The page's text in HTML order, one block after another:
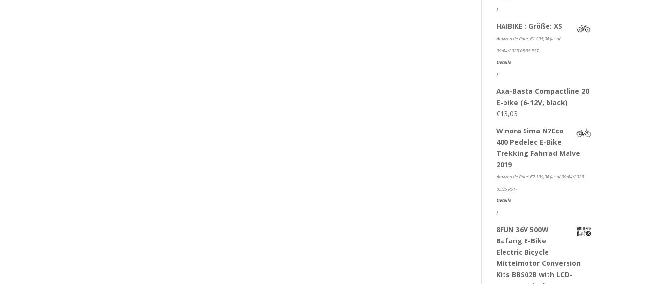
)
HAIBIKE : Größe: XS
Amazon.de Price:€1.295,00(as of
09/04/2023 05:35 PST-
Details
)
Axa-Basta Compactline 20
E-bike (6-12V, black)
€13,03
Winora Sima N7Eco
400 Pedelec E-Bike
Trekking Fahrrad Malve
2019
Amazon.de Price:€2.199,00(as of 09/04/2023
05:35 PST-
Details
)
8FUN 36V 500W
Bafang E-Bike
Electric Bicycle
Mittelmotor Conversion
Kits BBS02B with LCD-